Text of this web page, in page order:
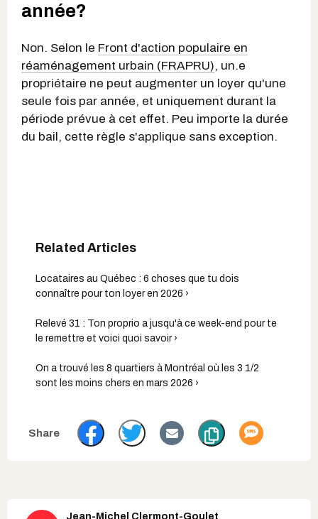
année?
Non. Selon le Front d'action populaire en
réaménagement urbain (FRAPRU), un.e
propriétaire ne peut augmenter un loyer qu'une
seule fois par année, et uniquement durant la
période prévue à cet effet. Peu importe la durée
du bail, cette règle s'applique sans exception.
Locataires au Québec : 6 choses que tu dois
connaître pour ton loyer en 2026 ›
Relevé 31 : Ton proprio a jusqu'à ce week-end pour te
le remettre et voici quoi savoir ›
On a trouvé les 8 quartiers à Montréal où les 3 1/2
sont les moins chers en mars 2026 ›
Jean-Michel Clermont-Goulet